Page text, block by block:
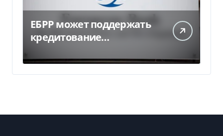
ЕБРР может поддержать
кредитование
300 млн евро — Delo.ua